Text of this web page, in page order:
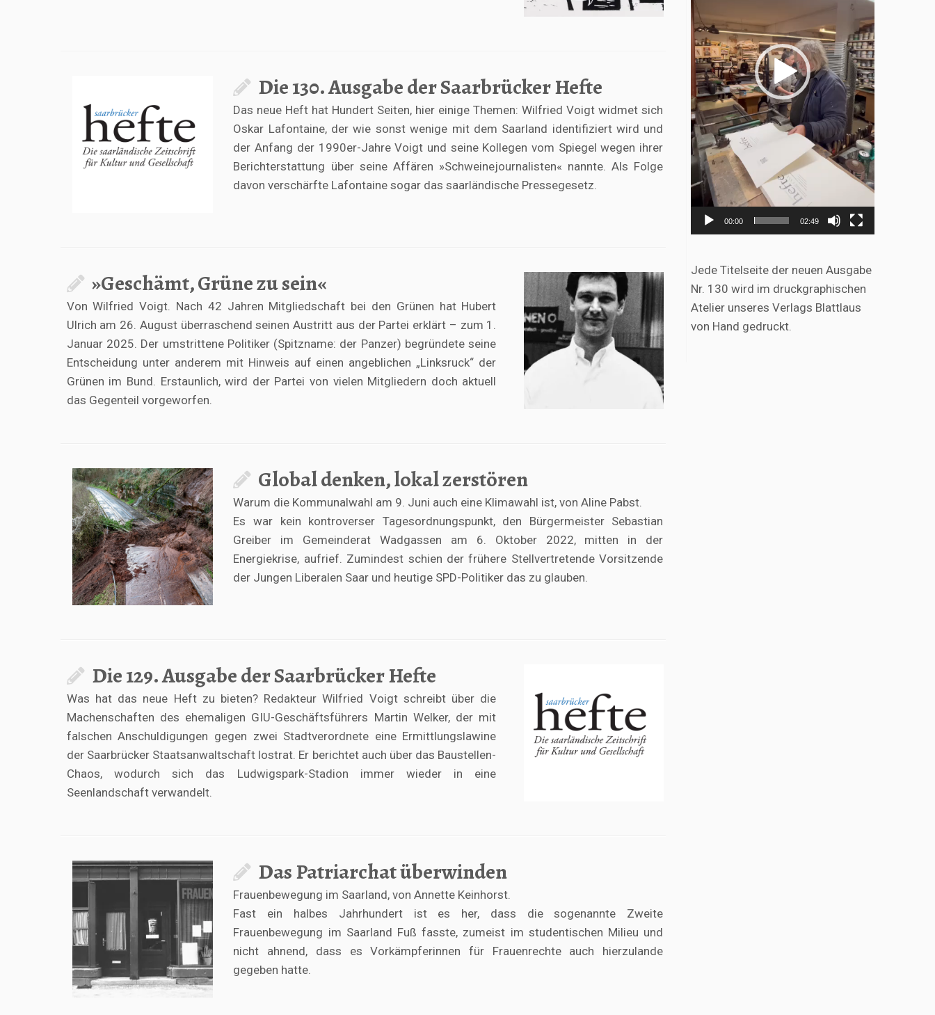
Die 130. Ausgabe der Saarbrücker Hefte
Das neue Heft hat Hundert Seiten, hier einige Themen: Wilfried Voigt widmet sich
Oskar Lafontaine, der wie sonst wenige mit dem Saarland identifiziert wird und
der Anfang der 1990er-Jahre Voigt und seine Kollegen vom Spiegel wegen ihrer
Berichterstattung über seine Affären »Schweinejournalisten« nannte. Als Folge
davon verschärfte Lafontaine sogar das saarländische Pressegesetz.
»Geschämt, Grüne zu sein«
Von Wilfried Voigt. Nach 42 Jahren Mitgliedschaft bei den Grünen hat Hubert
Ulrich am 26. August überraschend seinen Austritt aus der Partei erklärt – zum 1.
Januar 2025. Der umstrittene Politiker (Spitzname: der Panzer) begründete seine
Entscheidung unter anderem mit Hinweis auf einen angeblichen „Linksruck“ der
Grünen im Bund. Erstaunlich, wird der Partei von vielen Mitgliedern doch aktuell
das Gegenteil vorgeworfen.
Global denken, lokal zerstören
Warum die Kommunalwahl am 9. Juni auch eine Klimawahl ist, von Aline Pabst.
Es war kein kontroverser Tagesordnungspunkt, den Bürgermeister Sebastian
Greiber im Gemeinderat Wadgassen am 6. Oktober 2022, mitten in der
Energiekrise, aufrief. Zumindest schien der frühere Stellvertretende Vorsitzende
der Jungen Liberalen Saar und heutige SPD-Politiker das zu glauben.
Die 129. Ausgabe der Saarbrücker Hefte
Was hat das neue Heft zu bieten? Redakteur Wilfried Voigt schreibt über die
Machenschaften des ehemaligen GIU-Geschäftsführers Martin Welker, der mit
falschen Anschuldigungen gegen zwei Stadtverordnete eine Ermittlungslawine
der Saarbrücker Staatsanwaltschaft lostrat. Er berichtet auch über das Baustellen-
Chaos, wodurch sich das Ludwigspark-Stadion immer wieder in eine
Seenlandschaft verwandelt.
Das Patriarchat überwinden
Frauenbewegung im Saarland, von Annette Keinhorst.
Fast ein halbes Jahrhundert ist es her, dass die sogenannte Zweite
Frauenbewegung im Saarland Fuß fasste, zumeist im studentischen Milieu und
nicht ahnend, dass es Vorkämpferinnen für Frauenrechte auch hierzulande
gegeben hatte.
00:00 02:49
Jede Titelseite der neuen Ausgabe
Nr. 130 wird im druckgraphischen
Atelier unseres Verlags Blattlaus
von Hand gedruckt.